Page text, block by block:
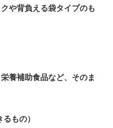
や背負える袋タイプのも
養補助食品など、そのま
もの）